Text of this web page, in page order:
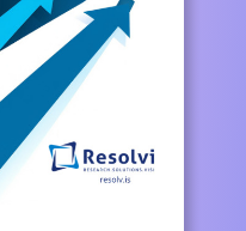
il proprio